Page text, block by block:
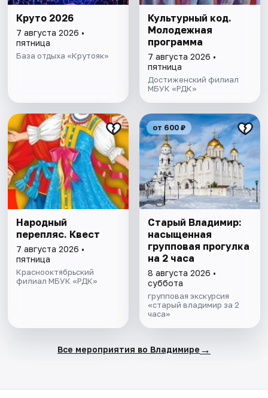
Круто 2026
7 августа 2026 •
пятница
База отдыха «Крутояк»
Культурный код.
Молодежная
программа
7 августа 2026 •
пятница
Достиженский филиал
МБУК «РДК»
Народный
перепляс. Квест
7 августа 2026 •
пятница
Краснооктябрьский
филиал МБУК «РДК»
от 600 ₽
Старый Владимир:
насыщенная
групповая прогулка
на 2 часа
8 августа 2026 •
суббота
групповая экскурсия
«старый владимир за 2
часа»
Все мероприятия во Владимире →